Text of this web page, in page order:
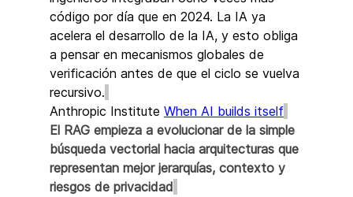
código por día que en 2024. La IA ya
acelera el desarrollo de la IA, y esto obliga
a pensar en mecanismos globales de
verificación antes de que el ciclo se vuelva
recursivo.
Anthropic Institute When AI builds itself
El RAG empieza a evolucionar de la simple
búsqueda vectorial hacia arquitecturas que
representan mejor jerarquías, contexto y
riesgos de privacidad